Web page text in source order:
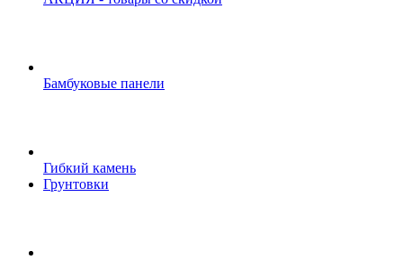
Бамбуковые панели
Гибкий камень
Грунтовки